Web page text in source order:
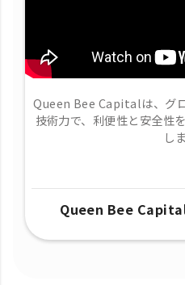
Queen Bee Capitalは、グ
技術力で、​利便性と安全性
し
Queen Bee